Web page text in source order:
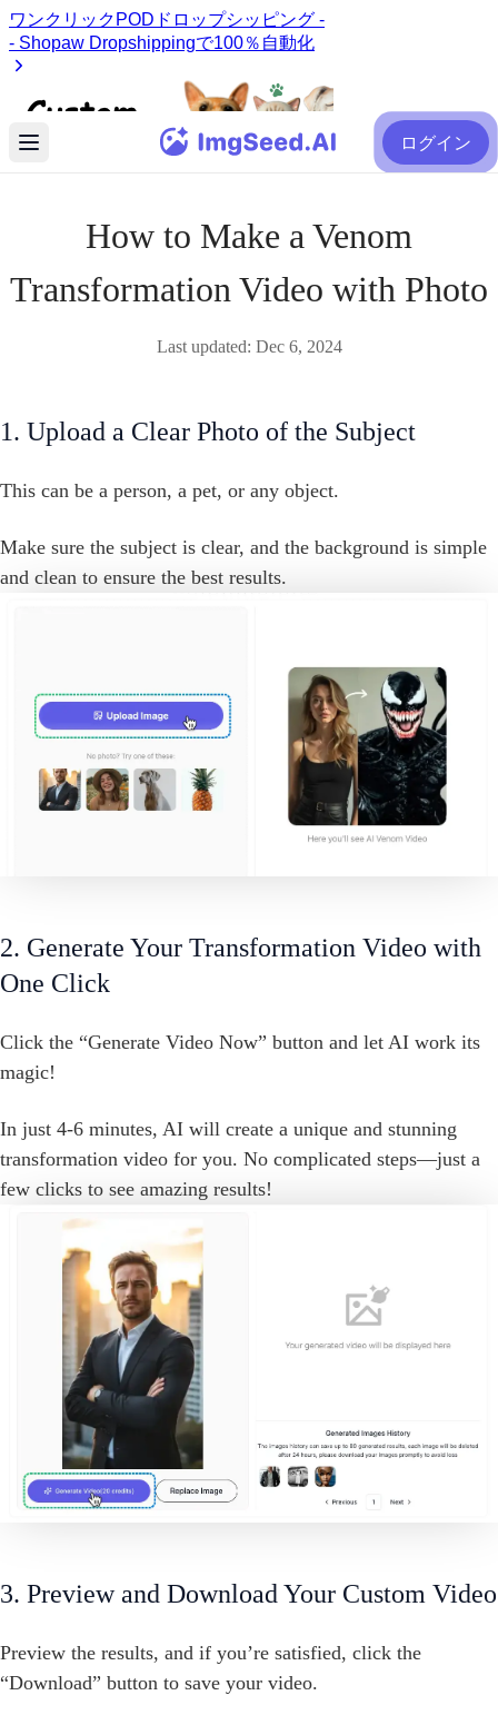
ログイン
How to Make a Venom
Transformation Video with Photo
Last updated: Dec 6, 2024
1. Upload a Clear Photo of the Subject
This can be a person, a pet, or any object.
Make sure the subject is clear, and the background is simple
and clean to ensure the best results.
2. Generate Your Transformation Video with
One Click
Click the “Generate Video Now” button and let AI work its
magic!
In just 4-6 minutes, AI will create a unique and stunning
transformation video for you. No complicated steps—just a
few clicks to see amazing results!
3. Preview and Download Your Custom Video
Preview the results, and if you’re satisfied, click the
“Download” button to save your video.